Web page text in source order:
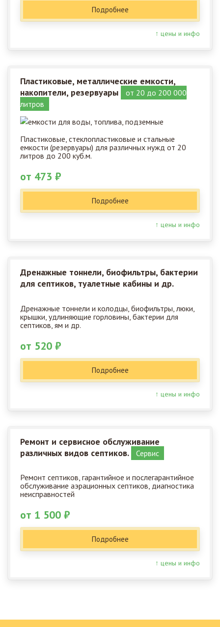
Подробнее
↑ цены и инфо
Пластиковые, металлические емкости,
накопители, резервуары
от 20 до 200 000
литров
Пластиковые, стеклопластиковые и стальные
емкости (резервуары) для различных нужд от 20
литров до 200 куб.м.
от 473 ₽
Подробнее
↑ цены и инфо
Дренажные тоннели, биофильтры, бактерии
для септиков, туалетные кабины и др.
Дренажные тоннели и колодцы, биофильтры, люки,
крышки, удлиняющие горловины, бактерии для
септиков, ям и др.
от 520 ₽
Подробнее
↑ цены и инфо
Ремонт и сервисное обслуживание
различных видов септиков.
Сервис
Ремонт септиков, гарантийное и послегарантийное
обслуживание аэрационных септиков, диагностика
неисправностей
от 1 500 ₽
Подробнее
↑ цены и инфо